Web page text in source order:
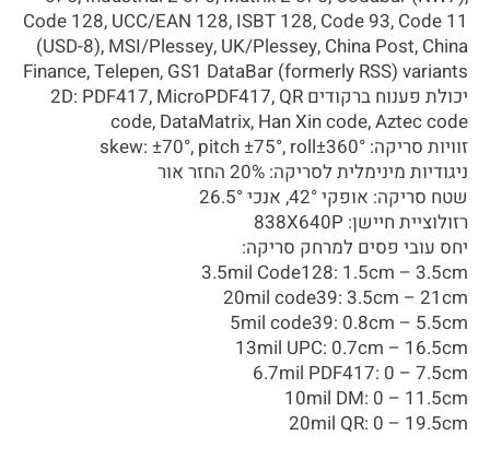
Code 128, UCC/EAN 128, ISBT 128, Code 93, Code 11
(USD-8), MSI/Plessey, UK/Plessey, China Post, China
Finance, Telepen, GS1 DataBar (formerly RSS) variants
יכולת פענוח ברקודים 2D: PDF417, MicroPDF417, QR
code, DataMatrix, Han Xin code, Aztec code
זוויות סריקה: skew: ±70°, pitch ±75°, roll±360°
ניגודיות מינימלית לסריקה: 20% החזר אור
שטח סריקה: אופקי 42°, אנכי 26.5°
רזולוציית חיישן: 838X640P
יחס עובי פסים למרחק סריקה:
3.5mil Code128: 1.5cm – 3.5cm
20mil code39: 3.5cm – 21cm
5mil code39: 0.8cm – 5.5cm
13mil UPC: 0.7cm – 16.5cm
6.7mil PDF417: 0 – 7.5cm
10mil DM: 0 – 11.5cm
20mil QR: 0 – 19.5cm